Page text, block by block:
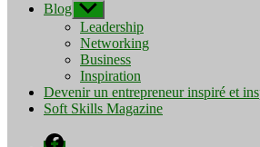
Blog Afficher
le
sous-
menu
Leadership
Networking
Business
Inspiration
Devenir un entrepreneur inspiré et
Soft Skills Magazine
Facebook